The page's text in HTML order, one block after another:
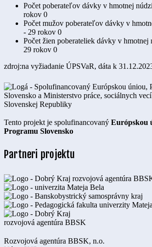
Počet poberateľov dávky v hmotnej
rokov 0
Počet mužov poberateľov dávky v
- 29 rokov 0
Počet žien poberateliek dávky v
29 rokov 0
zdroj:na vyžiadanie ÚPSVaR, dáta k
Tento projekt je spolufinancovaný Európskou
Programu Slovensko
Partneri projektu
Rozvojová agentúra BBSK, n.o.